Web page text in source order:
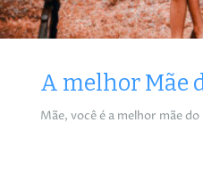
A melhor Mãe
Mãe, você é a melhor mãe